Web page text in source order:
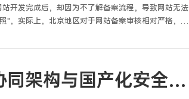
开发完成后，却因为不了解备案流程，导致网站无法
，实际上，北京地区对于网站备案审核相对严格，从
科研院所业务系统开发多源数据协同架构与国产化安全落地路径